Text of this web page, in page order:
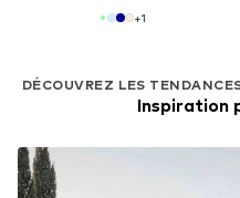
+1
DÉCOUVREZ LES
Inspiration